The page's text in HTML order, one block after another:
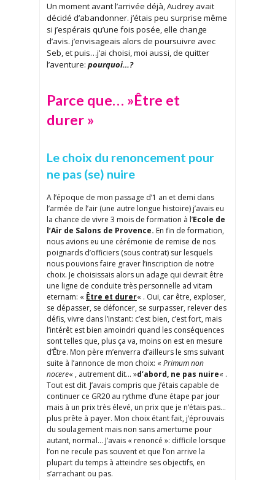
Un moment avant l’arrivée déjà, Audrey avait
décidé d’abandonner. j’étais peu surprise même
si j’espérais qu’une fois posée, elle change
d’avis. j’envisageais alors de poursuivre avec
Seb, et puis…j’ai choisi, moi aussi, de quitter
l’aventure: pourquoi…?
Parce que… »Être et
durer »
Le choix du renoncement pour
ne pas (se) nuire
A l’époque de mon passage d’1 an et demi dans
l’armée de l’air (une autre longue histoire) j’avais eu
la chance de vivre 3 mois de formation à l’Ecole de
l’Air de Salons de Provence. En fin de formation,
nous avions eu une cérémonie de remise de nos
poignards d’officiers (sous contrat) sur lesquels
nous pouvions faire graver l’inscription de notre
choix. Je choisissais alors un adage qui devrait être
une ligne de conduite très personnelle ad vitam
eternam: « Être et durer« . Oui, car être, exploser,
se dépasser, se défoncer, se surpasser, relever des
défis, vivre dans l’instant: c’est bien, c’est fort, mais
l’intérêt est bien amoindri quand les conséquences
sont telles que, plus ça va, moins on est en mesure
d’Être. Mon père m’enverra d’ailleurs le sms suivant
suite à l’annonce de mon choix: « Primum non
nocere« , autrement dit… »d’abord, ne pas nuire« .
Tout est dit. J’avais compris que j’étais capable de
continuer ce GR20 au rythme d’une étape par jour
mais à un prix très élevé, un prix que je n’étais pas…
plus prête à payer. Mon choix étant fait, j’éprouvais
du soulagement mais non sans amertume pour
autant, normal… J’avais « renoncé »: difficile lorsque
l’on ne recule pas souvent et que l’on arrive la
plupart du temps à atteindre ses objectifs, en
s’arrachant ou pas.